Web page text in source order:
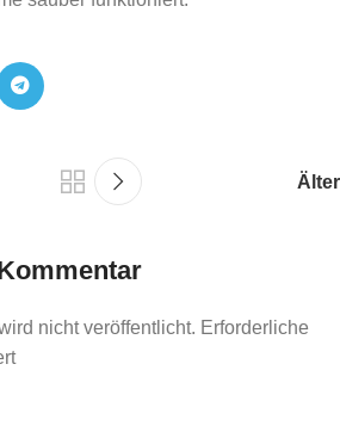
Älter
nicht veröffentlicht. Erforderliche